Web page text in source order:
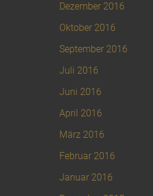
Dezember 2016
Oktober 2016
September 2016
Juli 2016
Juni 2016
April 2016
März 2016
Februar 2016
Januar 2016